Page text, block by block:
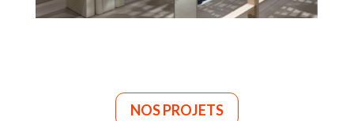
NOS PROJETS